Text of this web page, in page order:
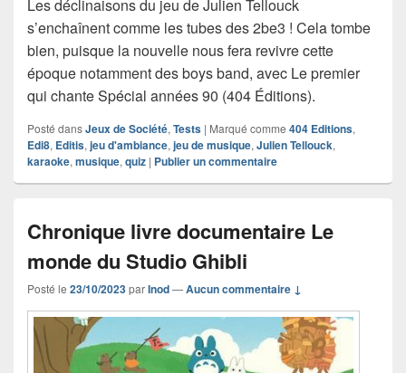
Les déclinaisons du jeu de Julien Tellouck
s’enchaînent comme les tubes des 2be3 ! Cela tombe
bien, puisque la nouvelle nous fera revivre cette
époque notamment des boys band, avec Le premier
qui chante Spécial années 90 (404 Éditions).
Posté dansJeux de Société, Tests | Marqué comme 404 Editions,
Edi8, Editis, jeu d'ambiance, jeu de musique, Julien Tellouck,
karaoke, musique, quiz | Publier un commentaire
Chronique livre documentaire Le
monde du Studio Ghibli
Posté le 23/10/2023parInod—Aucun commentaire ↓